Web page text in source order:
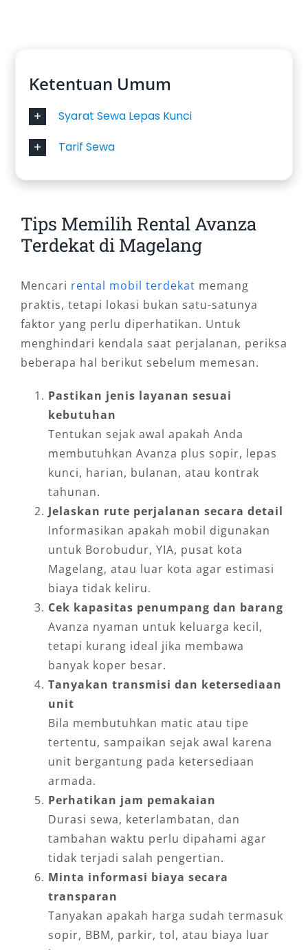
Ketentuan Umum
Syarat Sewa Lepas Kunci
Tarif Sewa
Tips Memilih Rental Avanza
Terdekat di Magelang
Mencari rental mobil terdekat memang
praktis, tetapi lokasi bukan satu-satunya
faktor yang perlu diperhatikan. Untuk
menghindari kendala saat perjalanan, periksa
beberapa hal berikut sebelum memesan.
Pastikan jenis layanan sesuai
kebutuhan
Tentukan sejak awal apakah Anda
membutuhkan Avanza plus sopir, lepas
kunci, harian, bulanan, atau kontrak
tahunan.
Jelaskan rute perjalanan secara detail
Informasikan apakah mobil digunakan
untuk Borobudur, YIA, pusat kota
Magelang, atau luar kota agar estimasi
biaya tidak keliru.
Cek kapasitas penumpang dan barang
Avanza nyaman untuk keluarga kecil,
tetapi kurang ideal jika membawa
banyak koper besar.
Tanyakan transmisi dan ketersediaan
unit
Bila membutuhkan matic atau tipe
tertentu, sampaikan sejak awal karena
unit bergantung pada ketersediaan
armada.
Perhatikan jam pemakaian
Durasi sewa, keterlambatan, dan
tambahan waktu perlu dipahami agar
tidak terjadi salah pengertian.
Minta informasi biaya secara
transparan
Tanyakan apakah harga sudah termasuk
sopir, BBM, parkir, tol, atau biaya luar